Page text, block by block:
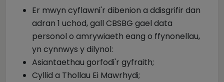
Er mwyn cyflawni'r dibenion a ddisgrifir dan
adran 1 uchod, gall CBSBG gael data
personol o amrywiaeth eang o ffynonellau,
yn cynnwys y dilynol:
Asiantaethau gorfodi'r gyfraith;
Cyllid a Thollau Ei Mawrhydi;